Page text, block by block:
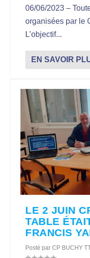
06/06/2023 –
organisées par le
L’objectif...
EN SAVOIR
LE 2 JUIN
TABLE
FRANCIS
Posté parCP BUCHY